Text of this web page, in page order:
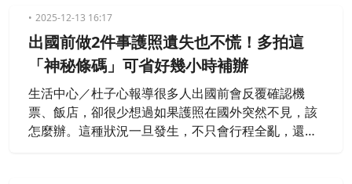
科技及產業等安全與防衛的合作夥伴關係。我國外交
部對此表達歡迎與肯定，並樂見台歐未來加強相關合
作與交流。
2025-12-13 16:17
出國前做2件事護照遺失也不慌！多拍這
「神秘條碼」可省好幾小時補辦
生活中心／杜子心報導很多人出國前會反覆確認機
票、飯店，卻很少想過如果護照在國外突然不見，該
怎麼辦。這種狀況一旦發生，不只會行程全亂，還可